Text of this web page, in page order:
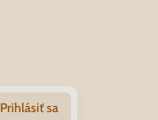
Prihlásiť sa